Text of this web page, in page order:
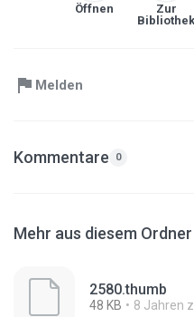
Öffnen
Zur
Bibliothek
Melden
Kommentare 0
Mehr aus diesem Ordner
2580.thumb
48 KB 8 Jahren